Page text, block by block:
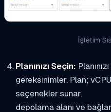
İşletim
Planınızı Seçin:
gereksinimler. Plan;
seçenekler sunar,
depolama alanı ve